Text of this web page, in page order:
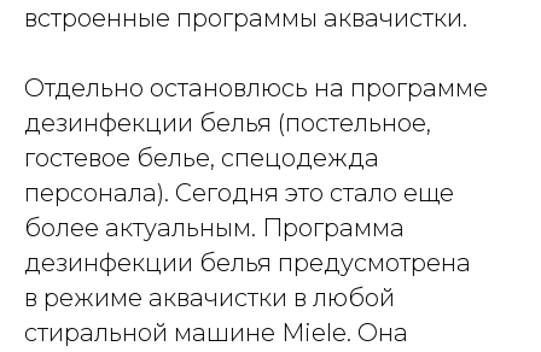
встроенные программы аквачистки.
Отдельно остановлюсь на программе
дезинфекции белья (постельное,
гостевое белье, спецодежда
персонала). Сегодня это стало еще
более актуальным. Программа
дезинфекции белья предусмотрена
в режиме аквачистки в любой
стиральной машине Miele. Она